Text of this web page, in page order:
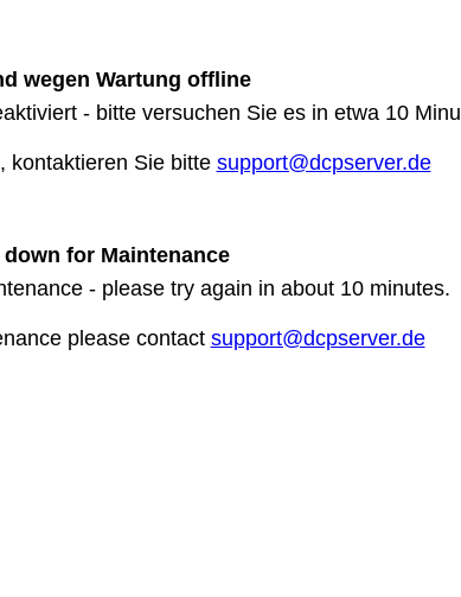
wegen Wartung offline
- bitte versuchen Sie es in etwa 10
kontaktieren Sie bitte support@dcpserver.de
for Maintenance
- please try again in about 10 minutes.
please contact support@dcpserver.de